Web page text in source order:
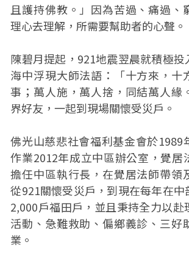
且護持佛教。」因為苦過、痛過、
理心去理解，所需要幫助者的心聲。
陳碧月提起，921地震翌晨就積極
海中浮現大師法語：「十方來，十
事；萬人施，萬人捨，同結萬人緣
界好友，一起到現場關懷受災戶。
佛光山慈悲社會福利基金會於1989
作業2012年成立中區辦公室，覺居
擔任中區執行長，在覺居法師帶領
從921關懷受災戶，到現在每年在
2,000戶福田戶，並且秉持全力以赴
活動、急難救助、偏鄉義診、三好
業。